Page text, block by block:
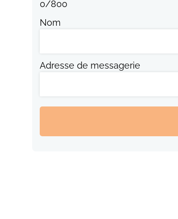
0/800
Nom
Adresse de messagerie